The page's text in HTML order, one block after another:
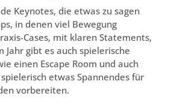
Keynotes, die etwas zu sagen
in denen viel Bewegung
Cases, mit klaren Statements,
Jahr gibt es auch spielerische
einen Escape Room und auch
etwas Spannendes für
vorbereiten.